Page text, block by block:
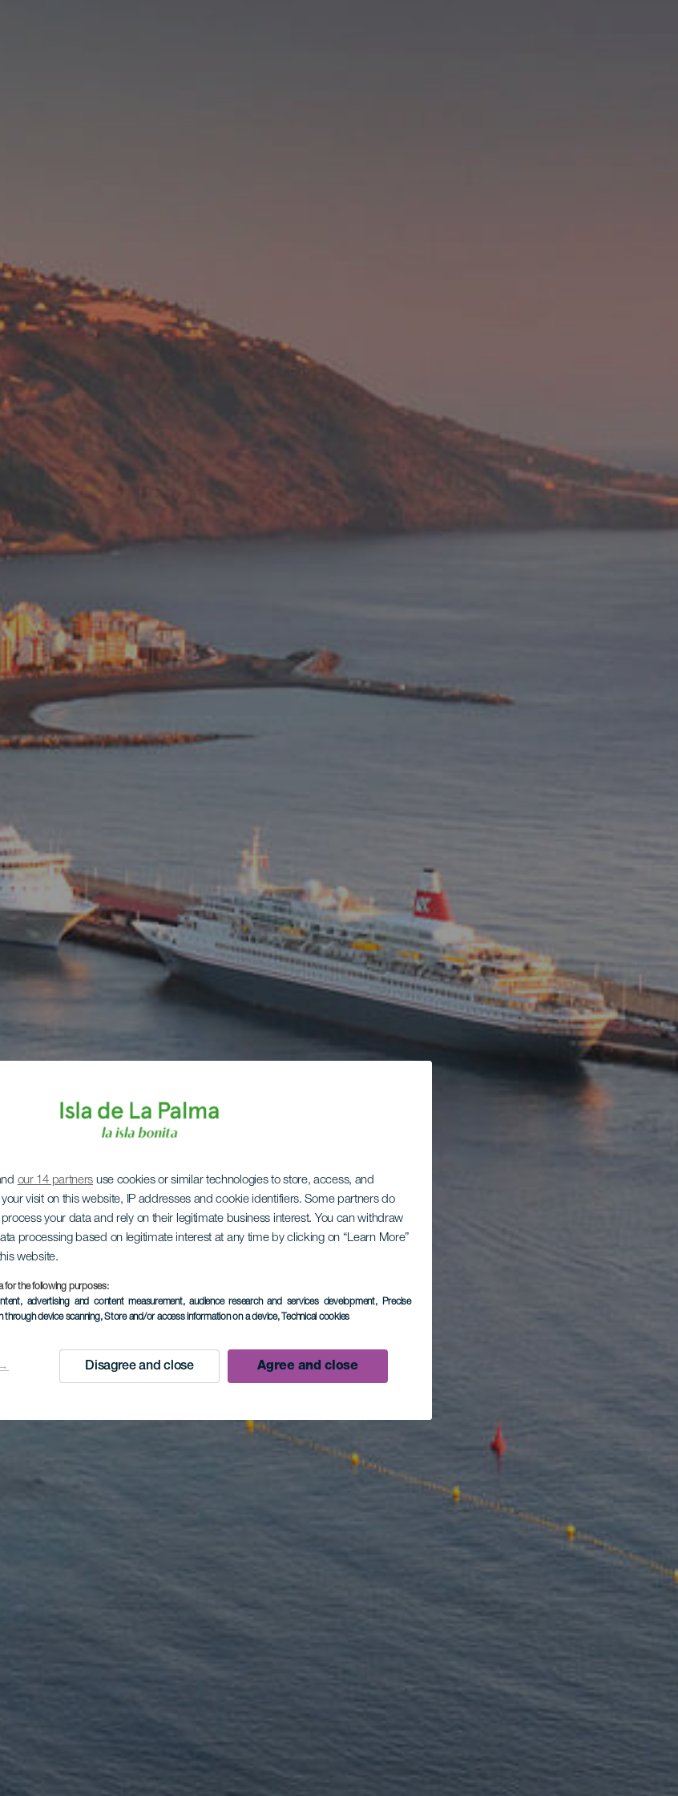
our 14 partners use cookies or similar technologies to store, access, and
visit on this website, IP addresses and cookie identifiers. Some partners do
your data and rely on their legitimate business interest. You can withdraw
processing based on legitimate interest at any time by clicking on “Learn More”
website.
for the following purposes:
advertising and content measurement, audience research and services development, Precise
through device scanning, Store and/or access information on a device, Technical cookies
Disagree and close Agree and close